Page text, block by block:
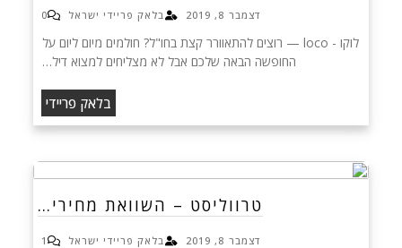
דצמבר 8, 2019 בלאק פריידי ישראל 0
לוקו - loco — רוצים להתאוורר קצת בחו"ל? חולמים מיום ליום על
החופשה הבאה שלכם אבל לא מצליחים למצוא דיל…
בלאק פריידי
טרווליסט – השוואת מחירי…
דצמבר 8, 2019 בלאק פריידי ישראל 1